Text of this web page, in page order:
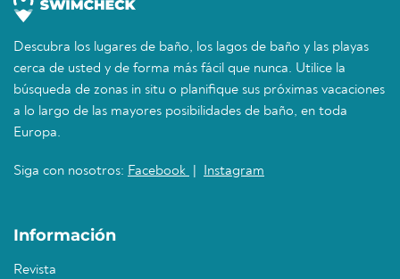
Descubra los lugares de baño, los lagos de baño y las playas
cerca de usted y de forma más fácil que nunca. Utilice la
búsqueda de zonas in situ o planifique sus próximas vacaciones
a lo largo de las mayores posibilidades de baño, en toda
Europa.
Siga con nosotros: Facebook Instagram
Información
Revista